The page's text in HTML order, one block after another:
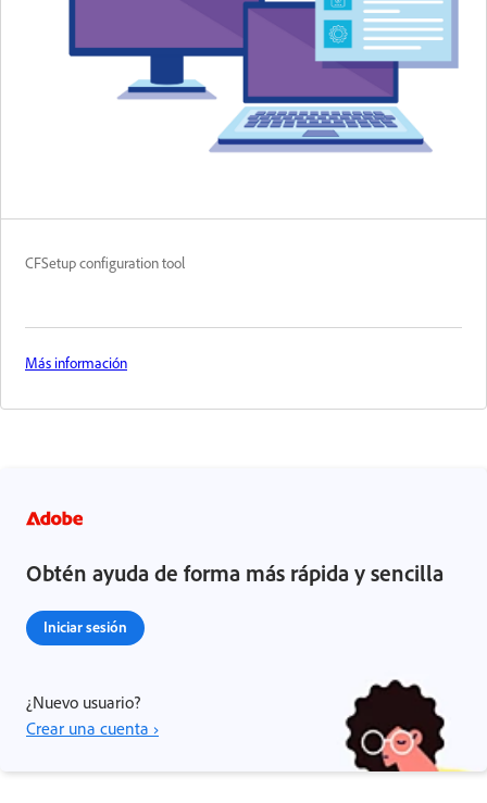
CFSetup configuration tool
Más información
Obtén ayuda de forma más rápida y sencilla
Iniciar sesión
¿Nuevo usuario?
Crear una cuenta ›